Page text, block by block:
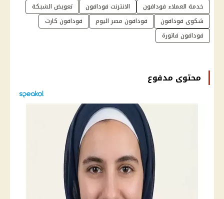
خدمة العملاء فودافون
الانترنت فودافون
تعويض الشبكة
شكوى فودافون
فودافون مصر اليوم
فودافون كارت
فودافون فاتورة
محتوى مدفوع